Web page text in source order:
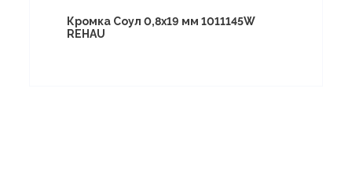
Кромка Соул 0,8х19 мм 1011145W
REHAU